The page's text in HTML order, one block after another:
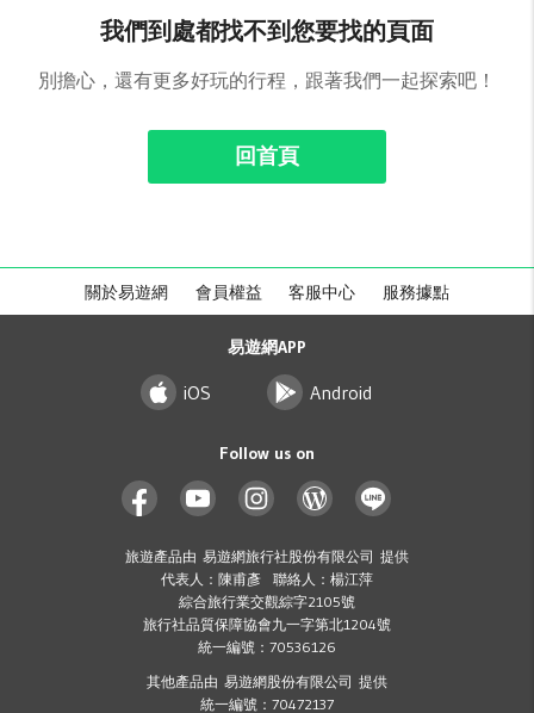
我們到處都找不到您要找的頁面
別擔心，還有更多好玩的行程，跟著我們一起探索吧！
回首頁
關於易遊網 會員權益 客服中心 服務據點
易遊網APP
iOS Android
Follow us on
旅遊產品由 易遊網旅行社股份有限公司 提供
代表人：陳甫彥 聯絡人：楊江萍
綜合旅行業交觀綜字2105號
旅行社品質保障協會九一字第北1204號
統一編號：70536126
其他產品由 易遊網股份有限公司 提供
統一編號：70472137